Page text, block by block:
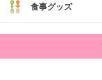
食事グッズ